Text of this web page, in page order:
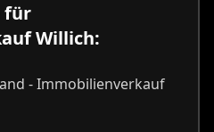
für
Willich:
- Immobilienverkauf